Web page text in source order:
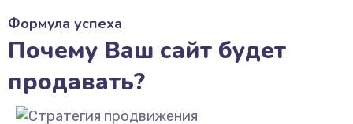
Формула успеха
Почему Ваш сайт будет
продавать?